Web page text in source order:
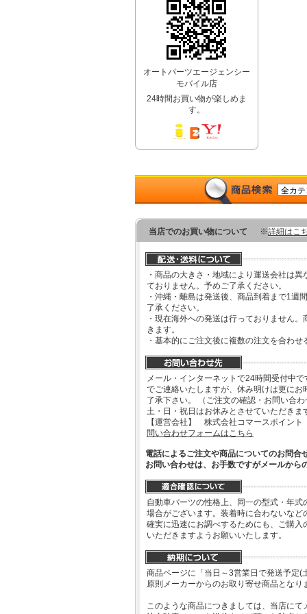
オートパーツエージェンシー
モバイル店
24時間お買い物が楽しめま
す。
当店でのお買い物について ※詳細はこ
・商品の大きさ・地域により運送会社は
ておりません。予めご了承ください。
・沖縄・離島は発送後、商品到着まで1週
了承ください。
・現在海外への発送は行っておりません
きます。
・基本的にご注文後に複数の注文を合わ
メール・インターネットで24時間受付中
でご連絡いたしますが、休み明けは更に
了承下さい。 （ご注文の確認・お問い合
土・日・祝日はお休みとさせていただきま
【運営会社】 株式会社コマースポイント
問い合わせフォームはこちら
電話によるご注文や商品についてのお問合
お問い合わせは、お手数ですがメールから
自動車パーツの性格上、同一の型式・年
場合がございます。装着時に合わないな
確実に迅速にお調べするためにも、ご購
いただきますようお願いいたします。
商品ページに「当日～3営業日で発送予定
原則メーカーからのお取り寄せ商品となり
このような商品につきましては、当店に